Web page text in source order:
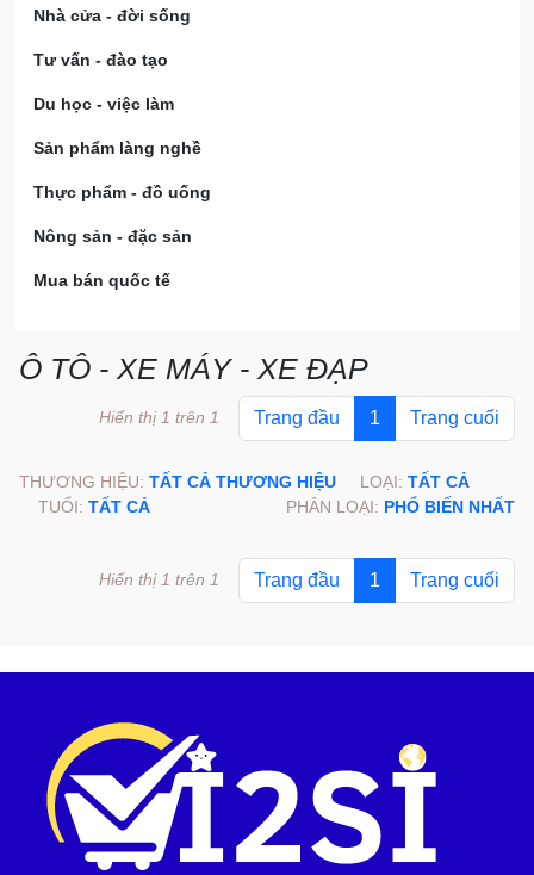
Nhà cửa - đời sống
Tư vấn - đào tạo
Du học - việc làm
Sản phẩm làng nghề
Thực phẩm - đồ uống
Nông sản - đặc sản
Mua bán quốc tế
Ô TÔ - XE MÁY - XE ĐẠP
Trang đầu 1 Trang cuối
Hiển thị 1 trên 1
THƯƠNG HIỆU: TẤT CẢ THƯƠNG HIỆU LOẠI: TẤT CẢ
TUỔI: TẤT CẢ PHÂN LOẠI: PHỔ BIẾN NHẤT
Trang đầu 1 Trang cuối
Hiển thị 1 trên 1